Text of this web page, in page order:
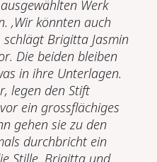
Werk
‚Wir könnten auch
schlägt Brigitta Jasmin
Die beiden bleiben
in ihre Unterlagen.
legen den Stift
ein grossflächiges
gehen sie zu den
durchbricht ein
Stille. Brigitta und